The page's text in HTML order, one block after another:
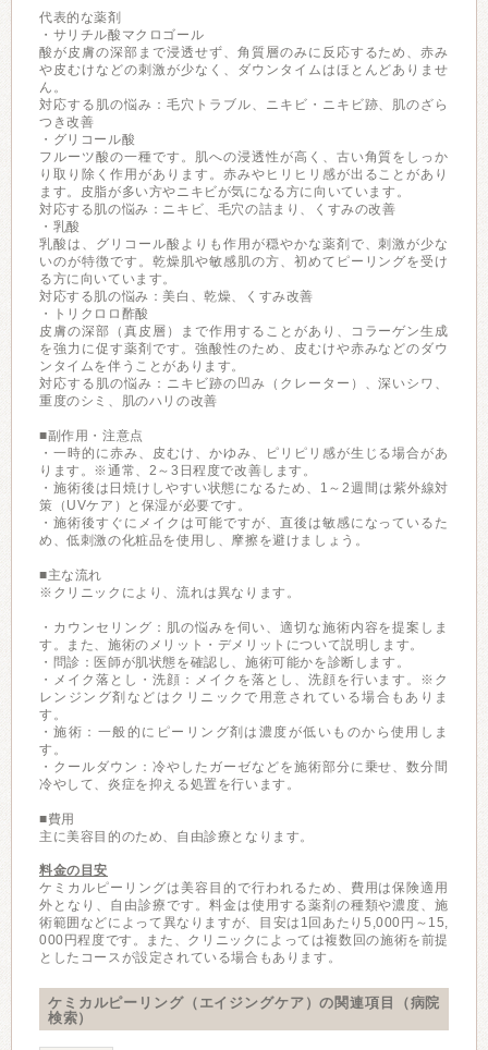
代表的な薬剤
・サリチル酸マクロゴール
酸が皮膚の深部まで浸透せず、角質層のみに反応するため、赤み
や皮むけなどの刺激が少なく、ダウンタイムはほとんどありませ
ん。
対応する肌の悩み：毛穴トラブル、ニキビ・ニキビ跡、肌のざら
つき改善
・グリコール酸
フルーツ酸の一種です。肌への浸透性が高く、古い角質をしっか
り取り除く作用があります。赤みやヒリヒリ感が出ることがあり
ます。皮脂が多い方やニキビが気になる方に向いています。
対応する肌の悩み：ニキビ、毛穴の詰まり、くすみの改善
・乳酸
乳酸は、グリコール酸よりも作用が穏やかな薬剤で、刺激が少な
いのが特徴です。乾燥肌や敏感肌の方、初めてピーリングを受け
る方に向いています。
対応する肌の悩み：美白、乾燥、くすみ改善
・トリクロロ酢酸
皮膚の深部（真皮層）まで作用することがあり、コラーゲン生成
を強力に促す薬剤です。強酸性のため、皮むけや赤みなどのダウ
ンタイムを伴うことがあります。
対応する肌の悩み：ニキビ跡の凹み（クレーター）、深いシワ、
重度のシミ、肌のハリの改善
■副作用・注意点
・一時的に赤み、皮むけ、かゆみ、ピリピリ感が生じる場合があ
ります。※通常、2～3日程度で改善します。
・施術後は日焼けしやすい状態になるため、1～2週間は紫外線対
策（UVケア）と保湿が必要です。
・施術後すぐにメイクは可能ですが、直後は敏感になっているた
め、低刺激の化粧品を使用し、摩擦を避けましょう。
■主な流れ
※クリニックにより、流れは異なります。
・カウンセリング：肌の悩みを伺い、適切な施術内容を提案しま
す。また、施術のメリット・デメリットについて説明します。
・問診：医師が肌状態を確認し、施術可能かを診断します。
・メイク落とし・洗顔：メイクを落とし、洗顔を行います。※ク
レンジング剤などはクリニックで用意されている場合もありま
す。
・施術：一般的にピーリング剤は濃度が低いものから使用しま
す。
・クールダウン：冷やしたガーゼなどを施術部分に乗せ、数分間
冷やして、炎症を抑える処置を行います。
■費用
主に美容目的のため、自由診療となります。
料金の目安
ケミカルピーリングは美容目的で行われるため、費用は保険適用
外となり、自由診療です。料金は使用する薬剤の種類や濃度、施
術範囲などによって異なりますが、目安は1回あたり5,000円～15,
000円程度です。また、クリニックによっては複数回の施術を前提
としたコースが設定されている場合もあります。
ケミカルピーリング（エイジングケア）の関連項目（病院
検索）